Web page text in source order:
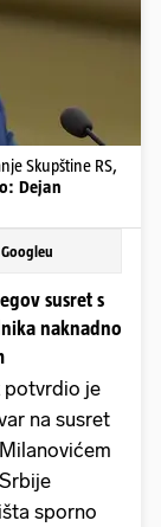
Skupštine RS,
Dejan
susret s
naknadno
potvrdio je
na susret
sporno